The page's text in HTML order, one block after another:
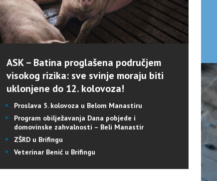
ASK – Batina proglašena područjem
visokog rizika: sve svinje moraju biti
uklonjene do 12. kolovoza!
Proslava 5. kolovoza u Belom Manastiru
Program obilježavanja Dana pobjede i
domovinske zahvalnosti – Beli Manastir
ZŠRD u Brifingu
Veterinar Benić u Brifingu